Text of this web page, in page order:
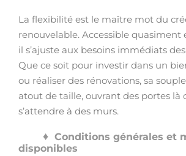
La flexibilité est le maître mot du
renouvelable. Accessible quasiment
il s’ajuste aux besoins immédiats
Que ce soit pour investir dans un
ou réaliser des rénovations, sa
atout de taille, ouvrant des portes là
s’attendre à des murs.
Conditions générales et
disponibles